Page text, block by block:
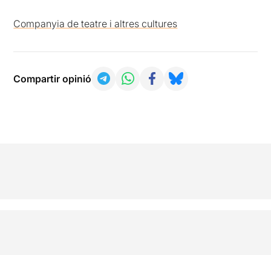
Companyia de teatre i altres cultures
Compartir opinió